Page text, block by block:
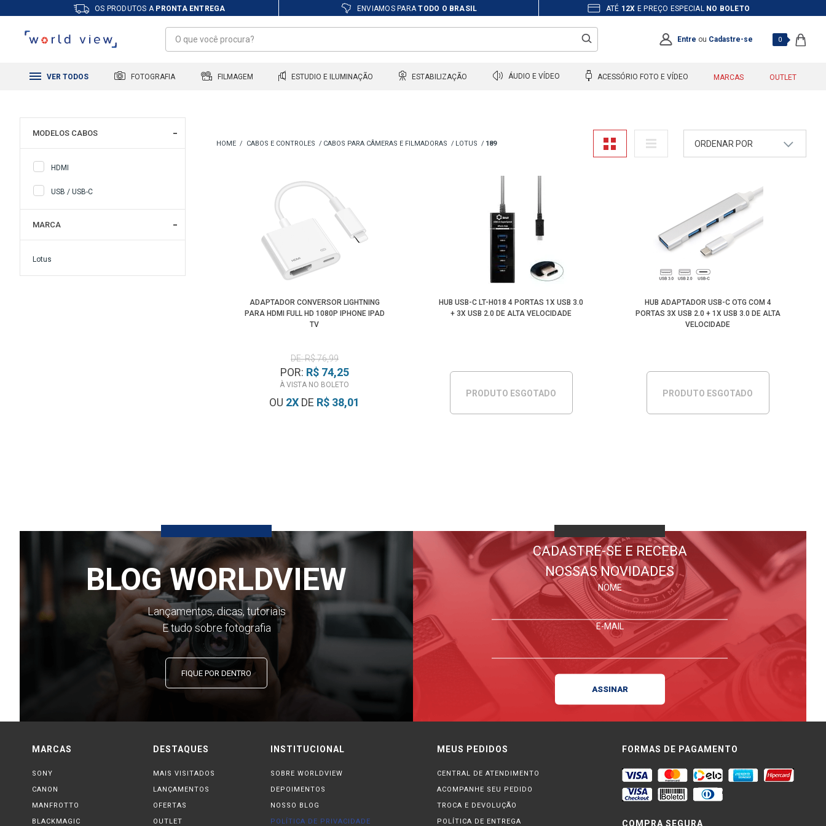
OS PRODUTOS A PRONTA ENTREGA ENVIAMOS PARATODO O BRASIL ATÉ 12X E PREÇO ESPECIAL NO BOLETO
Entre ou Cadastre-se 0
VER TODOS FOTOGRAFIA FILMAGEM ESTUDIO E ILUMINAÇÃO ESTABILIZAÇÃO ÁUDIO E VÍDEO ACESSÓRIO FOTO E VÍDEO MARCAS OUTLET
MODELOS CABOS
HDMI
USB / USB-C
MARCA
Lotus
CABOS E CONTROLES CABOS PARA CÂMERAS E FILMADORAS LOTUS 189 ORDENAR POR
Mais Vendidos
Maior Preço
Menor Preço
ADAPTADOR CONVERSOR LIGHTNING
PARA HDMI FULL HD 1080P IPHONE IPAD
TV
DE: R$ 76,99
POR: R$ 74,25
À VISTA NO BOLETO
OU 2X DE R$ 38,01
HUB USB-C LT-H018 4 PORTAS 1X USB 3.0
+ 3X USB 2.0 DE ALTA VELOCIDADE
PRODUTO ESGOTADO
HUB ADAPTADOR USB-C OTG COM 4
PORTAS 3X USB 2.0 + 1X USB 3.0 DE ALTA
VELOCIDADE
PRODUTO ESGOTADO
BLOG WORLDVIEW
Lançamentos, dicas, tutoriais
E tudo sobre fotografia
FIQUE POR DENTRO
CADASTRE-SE E RECEBA
NOSSAS NOVIDADES
NOME
E-MAIL
MARCAS
SONY
CANON
MANFROTTO
BLACKMAGIC
DESTAQUES
MAIS VISITADOS
LANÇAMENTOS
OFERTAS
OUTLET
INSTITUCIONAL
SOBRE WORLDVIEW
DEPOIMENTOS
NOSSO BLOG
POLÍTICA DE PRIVACIDADE
MEUS PEDIDOS
CENTRAL DE ATENDIMENTO
ACOMPANHE SEU PEDIDO
TROCA E DEVOLUÇÃO
POLÍTICA DE ENTREGA
FORMAS DE PAGAMENTO
COMPRA SEGURA